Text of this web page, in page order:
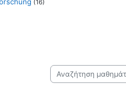
(16)
Αναζήτηση μαθημάτων